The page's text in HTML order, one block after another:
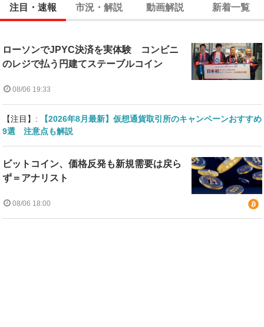
注目・速報 市況・解説 動画解説 新着一覧
ローソンでJPYC決済を実体験 コンビニ
のレジで払う円建てステーブルコイン
08/06 19:33
【注目】:
【2026年8月最新】仮想通貨取引所のキャンペーンおすすめ
9選 注意点も解説
ビットコイン、価格反発も新規需要は戻ら
ず＝アナリスト
08/06 18:00